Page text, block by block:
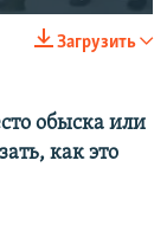
480p
240p
480p
720p
Загрузить
обыска или
как это